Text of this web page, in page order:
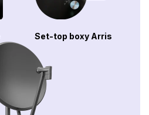
Set-top boxy Arris